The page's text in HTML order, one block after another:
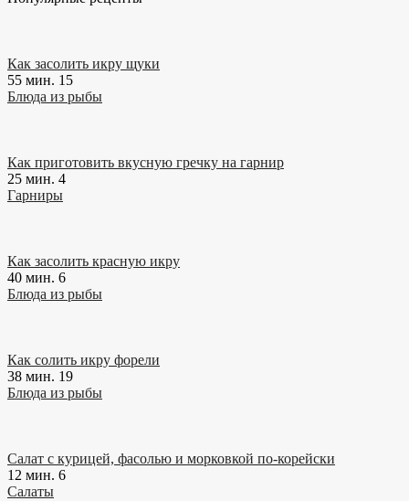
Как засолить икру щуки
55 мин. 15
Блюда из рыбы
Как приготовить вкусную гречку на гарнир
25 мин. 4
Гарниры
Как засолить красную икру
40 мин. 6
Блюда из рыбы
Как солить икру форели
38 мин. 19
Блюда из рыбы
Салат с курицей, фасолью и морковкой по-корейски
12 мин. 6
Салаты